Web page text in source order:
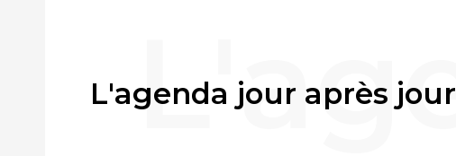
L'agenda jour après jour